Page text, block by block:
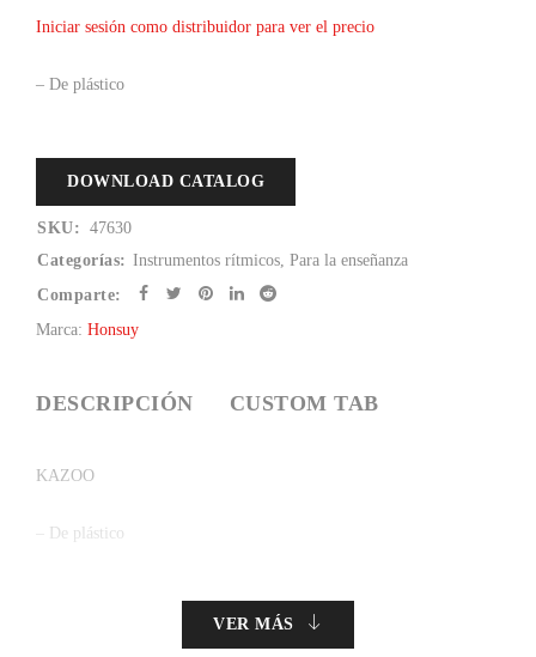
Iniciar sesión como distribuidor para ver el precio
– De plástico
DOWNLOAD CATALOG
SKU: 47630
Categorías: Instrumentos rítmicos, Para la enseñanza
Comparte:
Marca: Honsuy
DESCRIPCIÓN CUSTOM TAB
KAZOO
– De plástico
VER MÁS